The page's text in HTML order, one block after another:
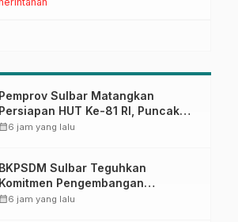
Kehadiran ASN
Pemprov Sulbar Matangkan
Persiapan HUT Ke-81 RI, Puncak
Upacara di Lapangan Ahmad
calendar_month6 jam yang lalu
BKPSDM Sulbar Teguhkan
Komitmen Pengembangan
Kompetensi ASN melalui
calendar_month6 jam yang lalu